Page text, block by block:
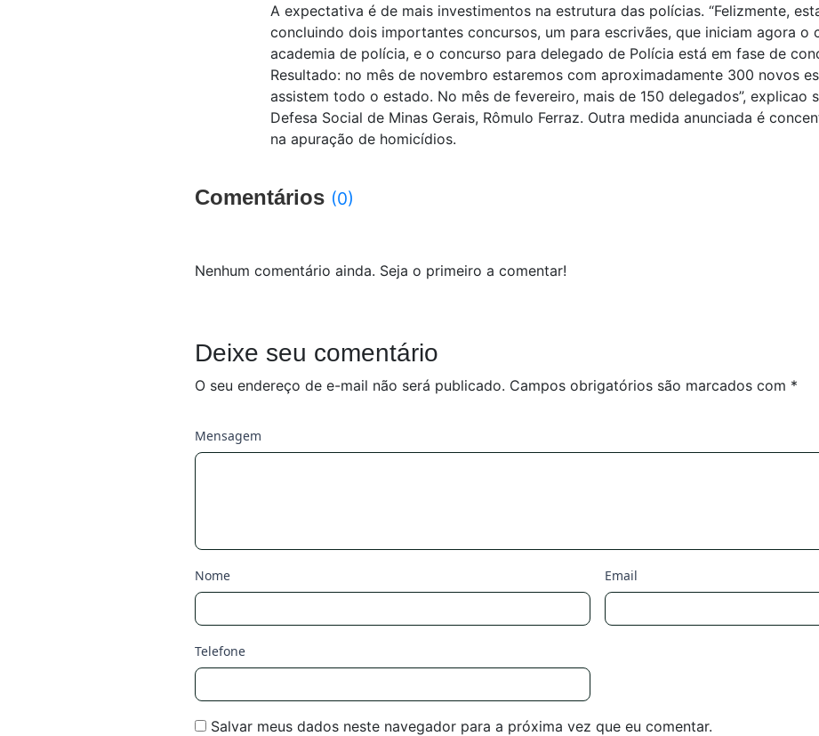
A expectativa é de mais investimentos na estrutura das polícias. “Felizmente,
concluindo dois importantes concursos, um para escrivães, que iniciam agora o
academia de polícia, e o concurso para delegado de Polícia está em fase de
Resultado: no mês de novembro estaremos com aproximadamente 300 novos
assistem todo o estado. No mês de fevereiro, mais de 150 delegados”, explicao
Defesa Social de Minas Gerais, Rômulo Ferraz. Outra medida anunciada é
na apuração de homicídios.
Comentários (0)
Nenhum comentário ainda. Seja o primeiro a comentar!
Deixe seu comentário
O seu endereço de e-mail não será publicado. Campos obrigatórios são marcados com *
Mensagem
Nome Email
Telefone
Salvar meus dados neste navegador para a próxima vez que eu comentar.